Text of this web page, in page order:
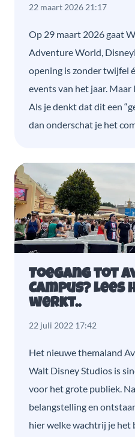
22 maart 2026 21:17
Op 29 maart 2026 gaat
Adventure World,
opening is zonder twijfel
events van het jaar.
Als je denkt dat dit een
dan onderschat je het
Toegang tot
Campus?
werkt..
22 juli 2022 17:42
Het nieuwe themaland
Walt Disney Studios is
voor het grote publiek.
belangstelling en
hier welke wachtrij je het